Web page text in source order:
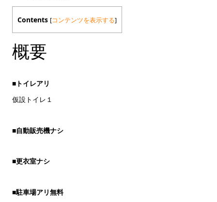
Contents [コンテンツを表示する]
概要
■トイレアリ
仮設トイレ１
■自動販売機ナシ
■更衣室ナシ
■駐車場アリ無料